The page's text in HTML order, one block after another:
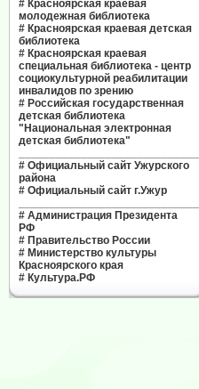
# Красноярская краевая
молодежная библиотека
# Красноярская краевая детская
библиотека
# Красноярская краевая
специальная библиотека - центр
социокультурной реабилитации
инвалидов по зрению
# Российская государственная
детская библиотека
"Национальная электронная
детская библиотека"
# Официальный сайт Ужурского
района
# Официальный сайт г.Ужур
# Администрация Президента
РФ
# Правительство России
# Министерство культуры
Красноярского края
# Культура.РФ